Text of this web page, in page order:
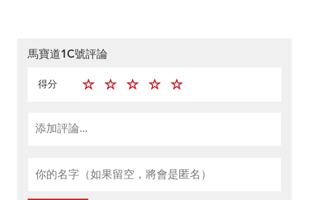
馬寶道1C號評論
得分